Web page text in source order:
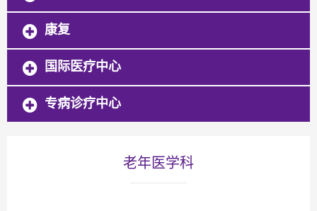
康复
国际医疗中心
专病诊疗中心
老年医学科